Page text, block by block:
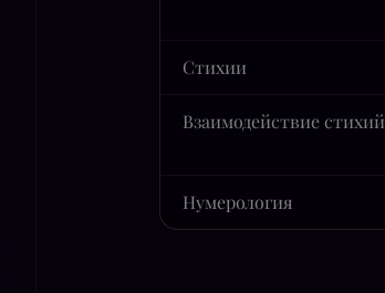
Стихии
Взаимодействие стихий
Нумерология